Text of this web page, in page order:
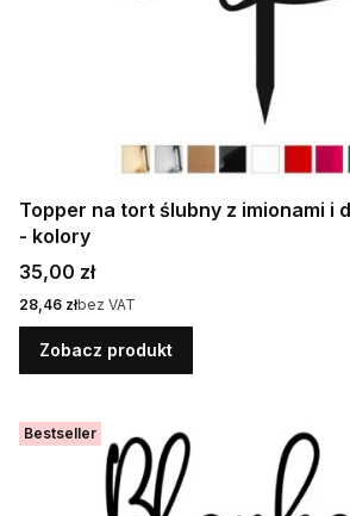
Topper na tort ślubny z imionami i
- kolory
Cena
35,00 zł
Cena
28,46 złbez VAT
Zobacz produkt
Bestseller